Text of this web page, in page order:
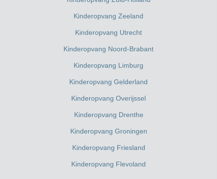
Kinderopvang Zeeland
Kinderopvang Utrecht
Kinderopvang Noord-Brabant
Kinderopvang Limburg
Kinderopvang Gelderland
Kinderopvang Overijssel
Kinderopvang Drenthe
Kinderopvang Groningen
Kinderopvang Friesland
Kinderopvang Flevoland